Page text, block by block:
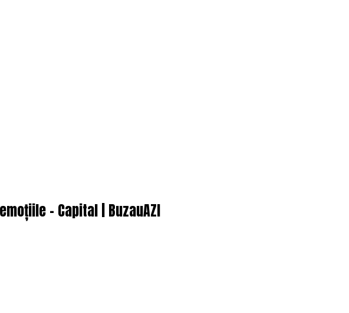
– Capital | BuzauAZI